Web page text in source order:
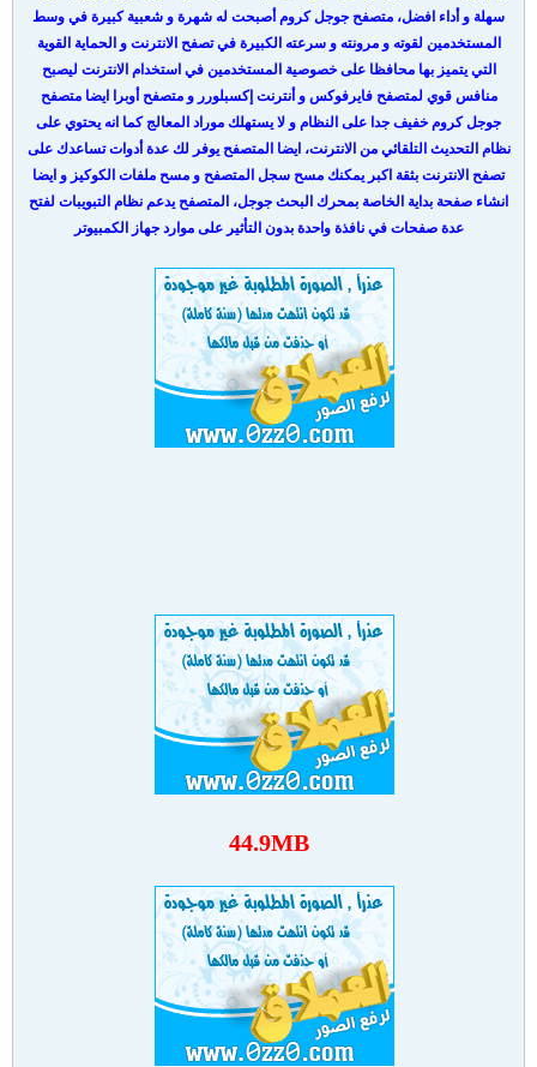
سهلة و أداء افضل، متصفح جوجل كروم أصبحت له شهرة و شعبية كبيرة في وسط
المستخدمين لقوته و مرونته و سرعته الكبيرة في تصفح الانترنت و الحماية القوية
التي يتميز بها محافظا على خصوصية المستخدمين في استخدام الانترنت ليصبح
منافس قوي لمتصفح فايرفوكس و أنترنت إكسبلورر و متصفح أوبرا ايضا متصفح
جوجل كروم خفيف جدا على النظام و لا يستهلك موراد المعالج كما انه يحتوي على
نظام التحديث التلقائي من الانترنت، ايضا المتصفح يوفر لك عدة أدوات تساعدك على
تصفح الانترنت بثقة اكبر يمكنك مسح سجل المتصفح و مسح ملفات الكوكيز و ايضا
انشاء صفحة بداية الخاصة بمحرك البحث جوجل، المتصفح يدعم نظام التبويبات لفتح
عدة صفحات في نافذة واحدة بدون التأثير على موارد جهاز الكمبيوتر
44.9MB